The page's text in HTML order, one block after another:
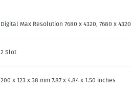
Digital Max Resolution 7680 x 4320, 7680 x 4320
2 Slot
200 x 123 x 38 mm 7.87 x 4.84 x 1.50 inches